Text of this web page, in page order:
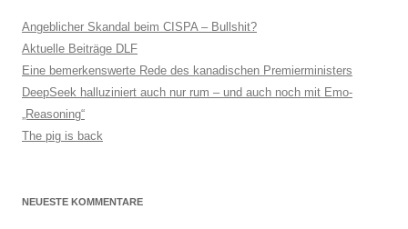
Angeblicher Skandal beim CISPA – Bullshit?
Aktuelle Beiträge DLF
Eine bemerkenswerte Rede des kanadischen Premierministers
DeepSeek halluziniert auch nur rum – und auch noch mit Emo-
„Reasoning“
The pig is back
NEUESTE KOMMENTARE